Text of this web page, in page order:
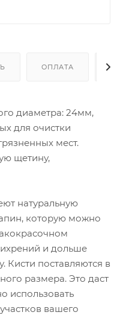
ОПЛАТА
диаметра: 24мм,
для очистки
мест.
щетину,
натуральную
которую можно
и дольше
Кисти поставляются в
размера. Это даст
использовать
вашего